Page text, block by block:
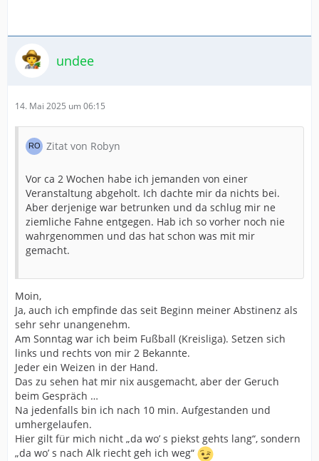
undee
14. Mai 2025 um 06:15
Zitat von Robyn
Vor ca 2 Wochen habe ich jemanden von einer
Veranstaltung abgeholt. Ich dachte mir da nichts bei.
Aber derjenige war betrunken und da schlug mir ne
ziemliche Fahne entgegen. Hab ich so vorher noch nie
wahrgenommen und das hat schon was mit mir
gemacht.
Moin,
Ja, auch ich empfinde das seit Beginn meiner Abstinenz als
sehr sehr unangenehm.
Am Sonntag war ich beim Fußball (Kreisliga). Setzen sich
links und rechts von mir 2 Bekannte.
Jeder ein Weizen in der Hand.
Das zu sehen hat mir nix ausgemacht, aber der Geruch
beim Gespräch …
Na jedenfalls bin ich nach 10 min. Aufgestanden und
umhergelaufen.
Hier gilt für mich nicht „da wo’ s piekst gehts lang“, sondern
„da wo’ s nach Alk riecht geh ich weg“